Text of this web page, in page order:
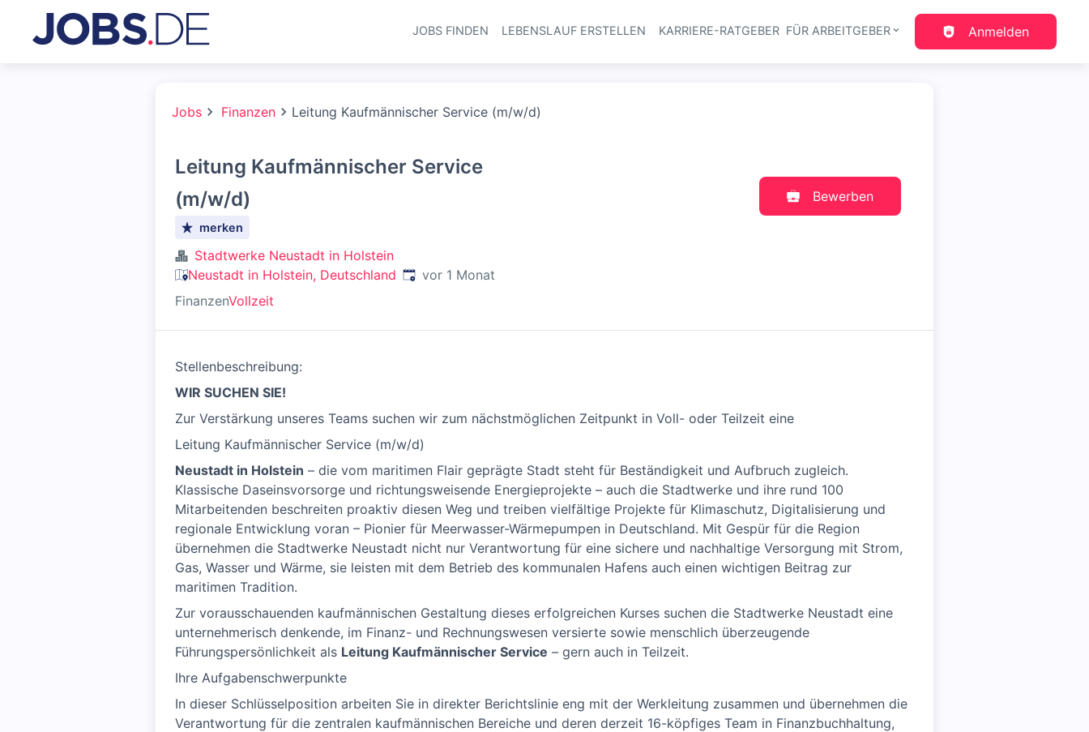
Haupt-Navigation
JOBS FINDEN LEBENSLAUF ERSTELLEN KARRIERE-RATGEBER FÜR ARBEITGEBER Anmelden
Jobs Finanzen Leitung Kaufmännischer Service (m/w/d)
Leitung Kaufmännischer Service
(m/w/d)
merken
Stadtwerke Neustadt in Holstein
Neustadt in Holstein, Deutschland Veröffentlicht:
vor 1 Monat
FinanzenVollzeit
Bewerben
Stellenbeschreibung:
WIR SUCHEN SIE!
Zur Verstärkung unseres Teams suchen wir zum nächstmöglichen Zeitpunkt in Voll- oder Teilzeit eine
Leitung Kaufmännischer Service (m/w/d)
Neustadt in Holstein – die vom maritimen Flair geprägte Stadt steht für Beständigkeit und Aufbruch zugleich.
Klassische Daseinsvorsorge und richtungsweisende Energieprojekte – auch die Stadtwerke und ihre rund 100
Mitarbeitenden beschreiten proaktiv diesen Weg und treiben vielfältige Projekte für Klimaschutz, Digitalisierung und
regionale Entwicklung voran – Pionier für Meerwasser-Wärmepumpen in Deutschland. Mit Gespür für die Region
übernehmen die Stadtwerke Neustadt nicht nur Verantwortung für eine sichere und nachhaltige Versorgung mit Strom,
Gas, Wasser und Wärme, sie leisten mit dem Betrieb des kommunalen Hafens auch einen wichtigen Beitrag zur
maritimen Tradition.
Zur vorausschauenden kaufmännischen Gestaltung dieses erfolgreichen Kurses suchen die Stadtwerke Neustadt eine
unternehmerisch denkende, im Finanz- und Rechnungswesen versierte sowie menschlich überzeugende
Führungspersönlichkeit als Leitung Kaufmännischer Service – gern auch in Teilzeit.
Ihre Aufgabenschwerpunkte
In dieser Schlüsselposition arbeiten Sie in direkter Berichtslinie eng mit der Werkleitung zusammen und übernehmen die
Verantwortung für die zentralen kaufmännischen Bereiche und deren derzeit 16-köpfiges Team in Finanzbuchhaltung,